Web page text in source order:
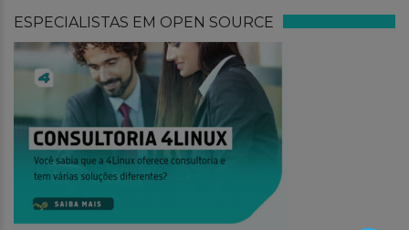
ESPECIALISTAS EM OPEN SOURCE